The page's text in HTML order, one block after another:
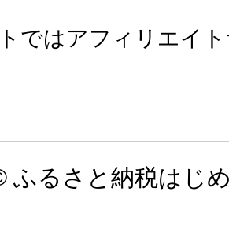
ではアフィリエイ
ふるさと納税はじ